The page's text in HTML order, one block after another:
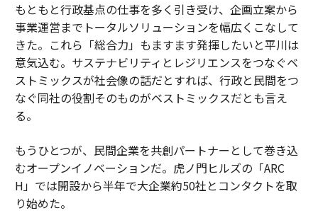
もともと行政基点の仕事を多く引き受け、企画立案から
事業運営までトータルソリューションを幅広くこなして
きた。これら「総合力」もますます発揮したいと平川は
意気込む。サステナビリティとレジリエンスをつなぐベ
ストミックスが社会像の話だとすれば、行政と民間をつ
なぐ同社の役割そのものがベストミックスだとも言え
る。
もうひとつが、民間企業を共創パートナーとして巻き込
むオープンイノベーションだ。虎ノ門ヒルズの「ARC
H」では開設から半年で大企業約50社とコンタクトを取
り始めた。